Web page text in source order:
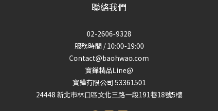
聯絡我們
02-2606-9328
服務時間 / 10:00-19:00
Contact@baohwao.com
寶鏵精品Line@
寶鏵有限公司 53361501
24448 新北市林口區文化三路一段191巷18號5樓